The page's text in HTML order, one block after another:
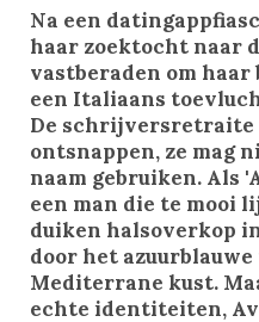
Na een
haar zoektocht naar
vastberaden om haar
een Italiaans
De schrijversretraite
ontsnappen, ze mag
naam gebruiken. Als
een man die te mooi
duiken halsoverkop
door het
Mediterrane kust.
echte identiteiten,